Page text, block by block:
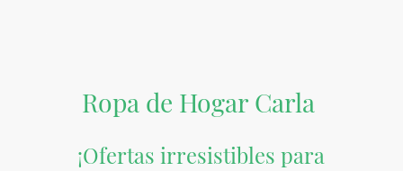
Ropa de Hogar Carla
¡Ofertas irresistibles para